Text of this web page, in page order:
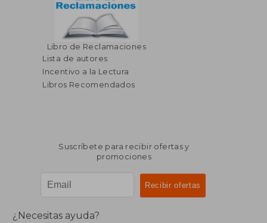
Libro de Reclamaciones
Lista de autores
Incentivo a la Lectura
Libros Recomendados
Suscríbete para recibir ofertas y
promociones
¿Necesitas ayuda?